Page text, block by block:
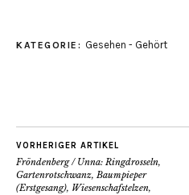
KATEGORIE: Gesehen - Gehört
VORHERIGER ARTIKEL
Fröndenberg / Unna: Ringdrosseln,
Gartenrotschwanz, Baumpieper
(Erstgesang), Wiesenschafstelzen,